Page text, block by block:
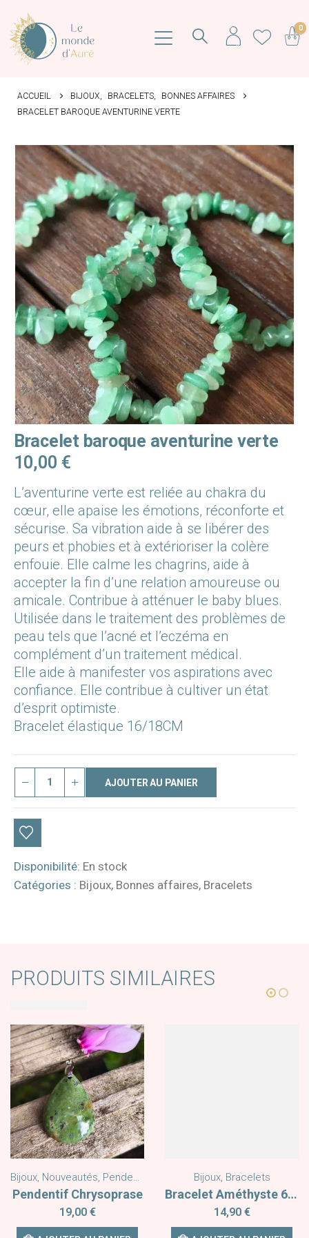
0
ACCUEIL BIJOUX, BRACELETS,
BONNES AFFAIRES
BRACELET BAROQUE AVENTURINE VERTE
Bracelet baroque aventurine verte
10,00 €
L’aventurine verte est reliée au chakra du
cœur, elle apaise les émotions, réconforte et
sécurise. Sa vibration aide à se libérer des
peurs et phobies et à extérioriser la colère
enfouie. Elle calme les chagrins, aide à
accepter la fin d’une relation amoureuse ou
amicale. Contribue à atténuer le baby blues.
Utilisée dans le traitement des problèmes de
peau tels que l’acné et l’eczéma en
complément d’un traitement médical.
Elle aide à manifester vos aspirations avec
confiance. Elle contribue à cultiver un état
d’esprit optimiste.
Bracelet élastique 16/18CM
AJOUTER AU PANIER
Disponibilité: En stock
Catégories : Bijoux, Bonnes affaires, Bracelets
PRODUITS SIMILAIRES
Bijoux, Nouveautés, Pendentifs
Pendentif Chrysoprase
19,00 €
Bijoux, Bracelets
Bracelet Améthyste 6mm
14,90 €